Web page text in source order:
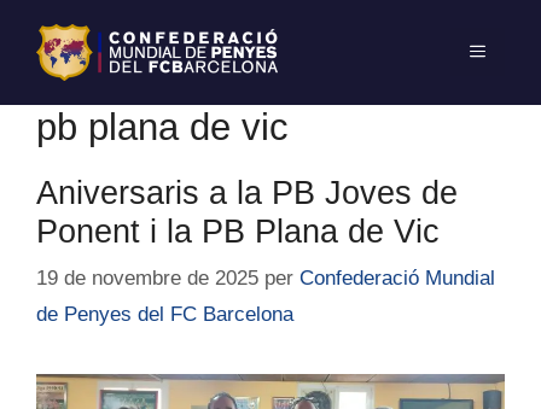
pb plana de vic
Aniversaris a la PB Joves de
Ponent i la PB Plana de Vic
19 de novembre de 2025 per Confederació Mundial
de Penyes del FC Barcelona